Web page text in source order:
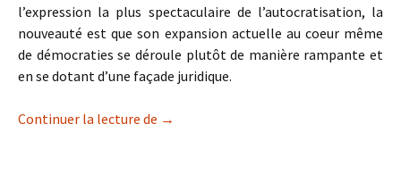
l’expression la plus spectaculaire de l’autocratisation, la
nouveauté est que son expansion actuelle au coeur même
de démocraties se déroule plutôt de manière rampante et
en se dotant d’une façade juridique.
Continuer la lecture de L’autocratisation qui vient …
→